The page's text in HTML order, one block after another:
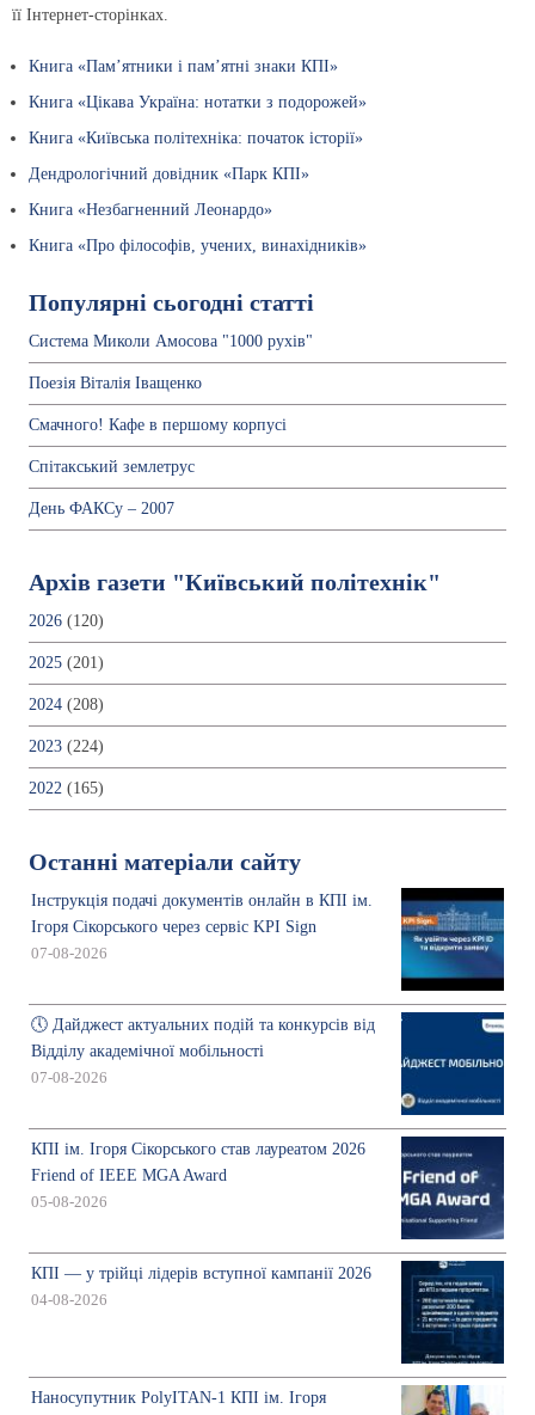
її Інтернет-сторінках.
Книга «Пам’ятники і пам’ятні знаки КПІ»
Книга «Цікава Україна: нотатки з подорожей»
Книга «Київська політехніка: початок історії»
Дендрологічний довідник «Парк КПІ»
Книга «Незбагненний Леонардо»
Книга «Про філософів, учених, винахідників»
Популярні сьогодні статті
Система Миколи Амосова "1000 рухів"
Поезія Віталія Іващенко
Смачного! Кафе в першому корпусі
Спітакський землетрус
День ФАКСу – 2007
Архів газети "Київський політехнік"
2026 (120)
2025 (201)
2024 (208)
2023 (224)
2022 (165)
Останні матеріали сайту
Інструкція подачі документів онлайн в КПІ ім.
Ігоря Сікорського через сервіс KPI Sign
07-08-2026
🕔 Дайджест актуальних подій та конкурсів від
Відділу академічної мобільності
07-08-2026
КПІ ім. Ігоря Сікорського став лауреатом 2026
Friend of IEEE MGA Award
05-08-2026
КПІ — у трійці лідерів вступної кампанії 2026
04-08-2026
Наносупутник PolyITAN-1 КПІ ім. Ігоря